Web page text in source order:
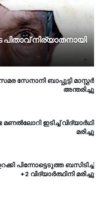
പിതാവ് നിര്യാതനായി
സേനാനി ബാപ്പുട്ടി മാസ്റ്റര്‍
അന്തരിച്ചു
ഇടിച്ച് വിദ്യാര്‍ഥി
മരിച്ചു
പി­ന്നോ­ട്ടെ­ടുത്ത ബ­സി­ടി­ച്ച്
+2 വി­ദ്യാര്‍­ത്ഥിനി മ­രി­ച്ചു